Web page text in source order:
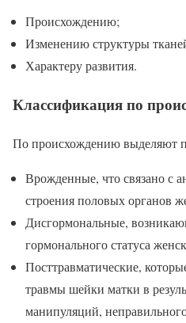
Происхождению;
Изменению структуры
Характеру развития.
Классификация по
По происхождению выделяют
Врожденные, что связано с
строения половых органов
Дисгормональные,
гормонального статуса
Посттравматические,
травмы шейки матки в
манипуляций,